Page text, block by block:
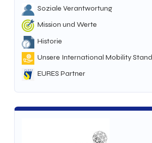
Soziale Verantwortung
Mission und Werte
Historie
Unsere International Mobility
EURES Partner